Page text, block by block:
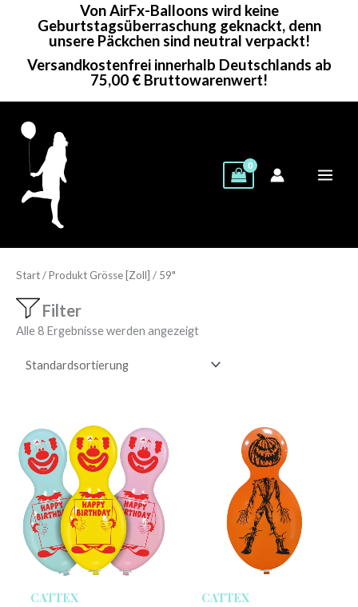
Von AirFx-Balloons wird keine
Geburtstagsüberraschung geknackt, denn
unsere Päckchen sind neutral verpackt!
Versandkostenfrei innerhalb Deutschlands ab
75,00 € Bruttowarenwert!
Start/ Produkt Grösse [Zoll] / 59"
Filter
Alle 8 Ergebnisse werden angezeigt
CATTEX
CATTEX